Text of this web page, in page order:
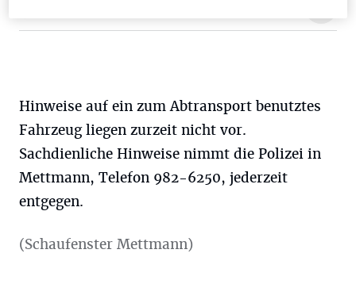
Hinweise auf ein zum Abtransport benutztes
Fahrzeug liegen zurzeit nicht vor.
Sachdienliche Hinweise nimmt die Polizei in
Mettmann, Telefon 982-6250, jederzeit
entgegen.
(Schaufenster Mettmann)